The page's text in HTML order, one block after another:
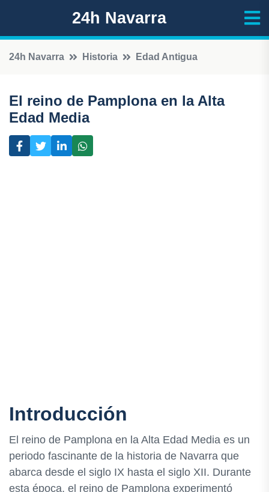
24h Navarra
24h Navarra Historia Edad Antigua
El reino de Pamplona en la Alta
Edad Media
Introducción
El reino de Pamplona en la Alta Edad Media es un
periodo fascinante de la historia de Navarra que
abarca desde el siglo IX hasta el siglo XII. Durante
esta época, el reino de Pamplona experimentó